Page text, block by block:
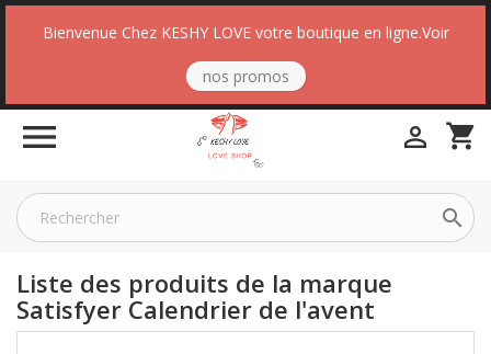
Bienvenue Chez KESHY LOVE votre boutique en ligne.Voir
nos promos
 shopping_cart


Liste des produits de la marque
Satisfyer Calendrier de l'avent